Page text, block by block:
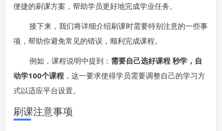
便捷的刷课方案，帮助学员更好地完成学业任务。
接下来，我们将详细介绍刷课时需要特别注意的一些事
项，帮助你避免常见的错误，顺利完成课程。
例如，课程说明中提到： 需要自己选好课程 秒学，自
动学100个课程 ，这一要求使得学员需要调整自己的学习方
式以适应平台设置。
刷课注意事项